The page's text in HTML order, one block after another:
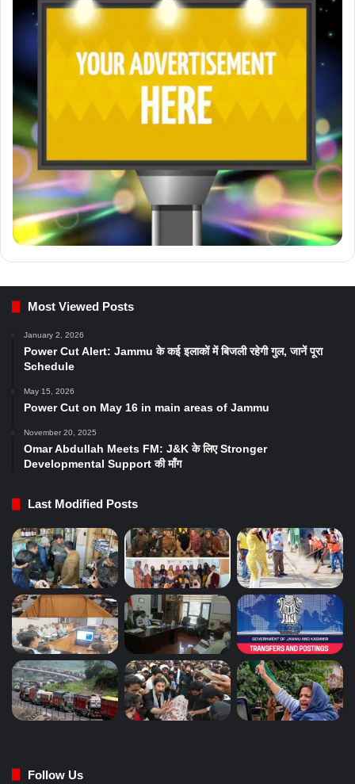
Most Viewed Posts
January 2, 2026
Power Cut Alert: Jammu के कई इलाकों में बिजली रहेगी गुल, जानें पूरा
Schedule
May 15, 2026
Power Cut on May 16 in main areas of Jammu
November 20, 2025
Omar Abdullah Meets FM: J&K के लिए Stronger
Developmental Support की माँग
Last Modified Posts
Follow Us